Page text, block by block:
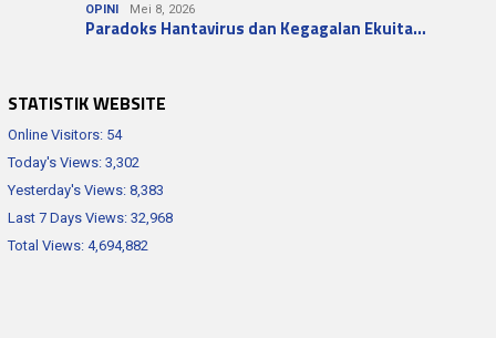
OPINI Mei 8, 2026
Paradoks Hantavirus dan Kegagalan Ekuita…
STATISTIK WEBSITE
Online Visitors: 54
Today's Views: 3,302
Yesterday's Views: 8,383
Last 7 Days Views: 32,968
Total Views: 4,694,882